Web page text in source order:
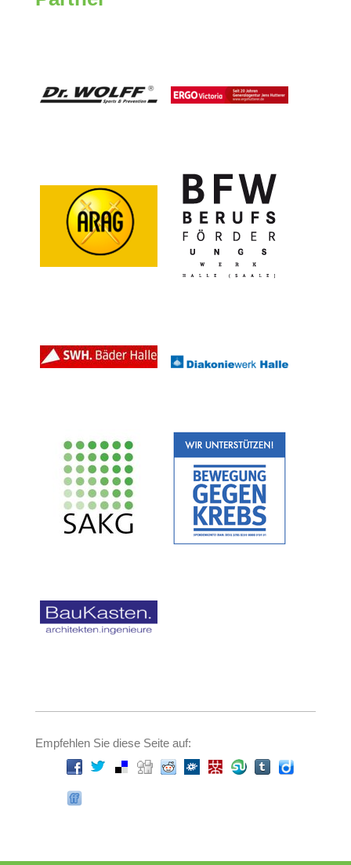
Empfehlen Sie diese Seite auf: